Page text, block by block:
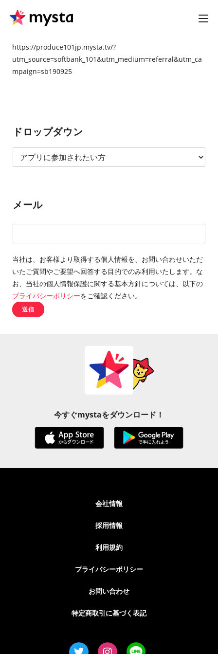
https://produce101jp.mysta.tv/?
utm_source=softbank_101&utm_medium=referral&utm_ca
mpaign=sb190925
ドロップダウン
メール
当社は、お客様より取得する個人情報を、お問い合わせいただ
いたご質問やご要望へ回答する目的でのみ利用いたします。な
お、当社の個人情報保護に関する基本方針については、以下の
プライバシーポリシーをご確認ください。
送信
今すぐmystaをダウンロード！
会社情報
採用情報
利用規約
プライバシーポリシー
お問い合わせ
特定商取引に基づく表記